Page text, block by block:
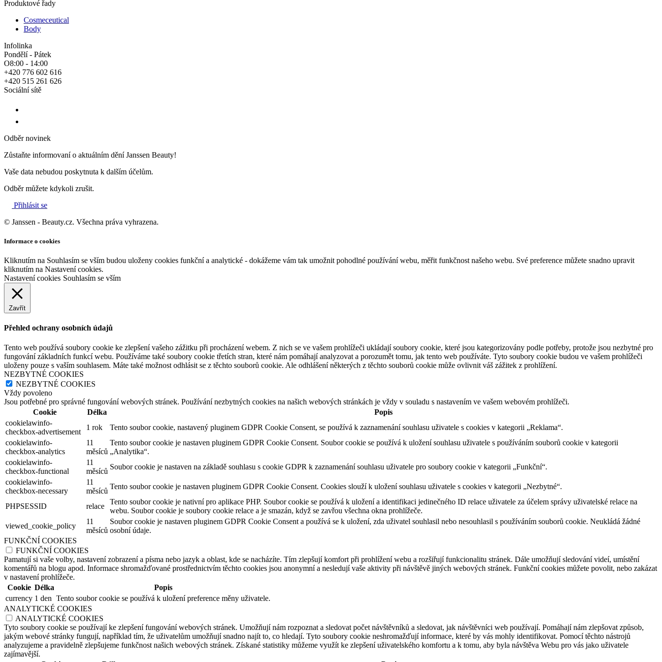
Produktové řady
Cosmeceutical
Body
Infolinka
Pondělí - Pátek
O8:00 - 14:00
+420 776 602 616
+420 515 261 626
Sociální sítě
Odběr novinek
Zůstaňte informovaní o aktuálním dění Janssen Beauty!
Vaše data nebudou poskytnuta k dalším účelům.
Odběr můžete kdykoli zrušit.
Přihlásit se
© Janssen - Beauty.cz. Všechna práva vyhrazena.
Informace o cookies
Kliknutím na Souhlasím se vším budou uloženy cookies funkční a analytické - dokážeme vám tak umožnit pohodlné používání webu, měřit funkčnost našeho webu. Své preference můžete snadno upravit
kliknutím na Nastavení cookies.
Nastavení cookies Souhlasím se vším
Zavřít
Přehled ochrany osobních údajů
Tento web používá soubory cookie ke zlepšení vašeho zážitku při procházení webem. Z nich se ve vašem prohlížeči ukládají soubory cookie, které jsou kategorizovány podle potřeby, protože jsou nezbytné pro
fungování základních funkcí webu. Používáme také soubory cookie třetích stran, které nám pomáhají analyzovat a porozumět tomu, jak tento web používáte. Tyto soubory cookie budou ve vašem prohlížeči
uloženy pouze s vaším souhlasem. Máte také možnost odhlásit se z těchto souborů cookie. Ale odhlášení některých z těchto souborů cookie může ovlivnit váš zážitek z prohlížení.
NEZBYTNÉ COOKIES
NEZBYTNÉ COOKIES
Vždy povoleno
Jsou potřebné pro správné fungování webových stránek. Používání nezbytných cookies na našich webových stránkách je vždy v souladu s nastavením ve vašem webovém prohlížeči.
Cookie
Délka
Popis
cookielawinfo-
checkbox-advertisement
1 rok
Tento soubor cookie, nastavený pluginem GDPR Cookie Consent, se používá k zaznamenání souhlasu uživatele s cookies v kategorii „Reklama“.
cookielawinfo-
checkbox-analytics
11
měsíců
Tento soubor cookie je nastaven pluginem GDPR Cookie Consent. Soubor cookie se používá k uložení souhlasu uživatele s používáním souborů cookie v kategorii
„Analytika“.
cookielawinfo-
checkbox-functional
11
měsíců
Soubor cookie je nastaven na základě souhlasu s cookie GDPR k zaznamenání souhlasu uživatele pro soubory cookie v kategorii „Funkční“.
cookielawinfo-
checkbox-necessary
11
měsíců
Tento soubor cookie je nastaven pluginem GDPR Cookie Consent. Cookies slouží k uložení souhlasu uživatele s cookies v kategorii „Nezbytné“.
PHPSESSID relace
Tento soubor cookie je nativní pro aplikace PHP. Soubor cookie se používá k uložení a identifikaci jedinečného ID relace uživatele za účelem správy uživatelské relace na
webu. Soubor cookie je soubory cookie relace a je smazán, když se zavřou všechna okna prohlížeče.
viewed_cookie_policy
11
měsíců
Soubor cookie je nastaven pluginem GDPR Cookie Consent a používá se k uložení, zda uživatel souhlasil nebo nesouhlasil s používáním souborů cookie. Neukládá žádné
osobní údaje.
FUNKČNÍ COOKIES
FUNKČNÍ COOKIES
Pamatují si vaše volby, nastavení zobrazení a písma nebo jazyk a oblast, kde se nacházíte. Tím zlepšují komfort při prohlížení webu a rozšiřují funkcionalitu stránek. Dále umožňují sledování videí, umístění
komentářů na blogu apod. Informace shromažďované prostřednictvím těchto cookies jsou anonymní a nesledují vaše aktivity při návštěvě jiných webových stránek. Funkční cookies můžete povolit, nebo zakázat
v nastavení prohlížeče.
Cookie Délka
Popis
currency 1 den Tento soubor cookie se používá k uložení preference měny uživatele.
ANALYTICKÉ COOKIES
ANALYTICKÉ COOKIES
Tyto soubory cookie se používají ke zlepšení fungování webových stránek. Umožňují nám rozpoznat a sledovat počet návštěvníků a sledovat, jak návštěvníci web používají. Pomáhají nám zlepšovat způsob,
jakým webové stránky fungují, například tím, že uživatelům umožňují snadno najít to, co hledají. Tyto soubory cookie neshromažďují informace, které by vás mohly identifikovat. Pomocí těchto nástrojů
analyzujeme a pravidelně zlepšujeme funkčnost našich webových stránek. Získané statistiky můžeme využít ke zlepšení uživatelského komfortu a k tomu, aby byla návštěva Webu pro vás jako uživatele
zajímavější.